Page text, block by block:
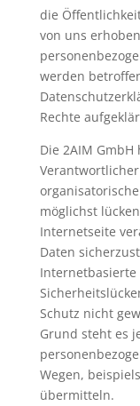
die
von uns
werden
Rechte
Die 2AIM
möglichst
Internetseite
Daten
Schutz nicht
Grund steht es
Wegen,
übermitteln.